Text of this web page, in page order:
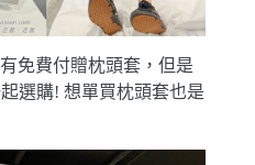
免費付贈枕頭套，但是
選購! 想單買枕頭套也是